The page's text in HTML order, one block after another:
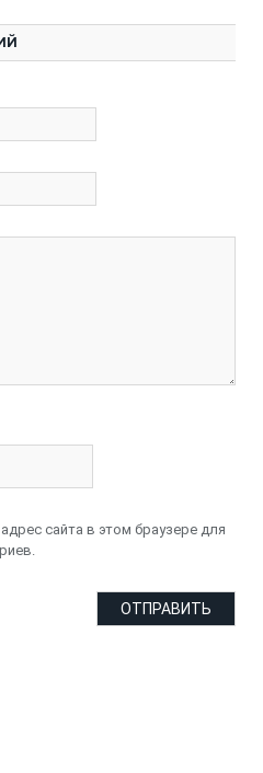
сайта в этом браузере для